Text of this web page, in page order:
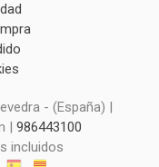
- (España) |
| 986443100
incluidos